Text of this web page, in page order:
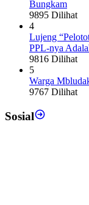
Bungkam
9895 Dilihat
4
Lujeng
PPL-nya
9816 Dilihat
5
Warga
9767 Dilihat
Sosial